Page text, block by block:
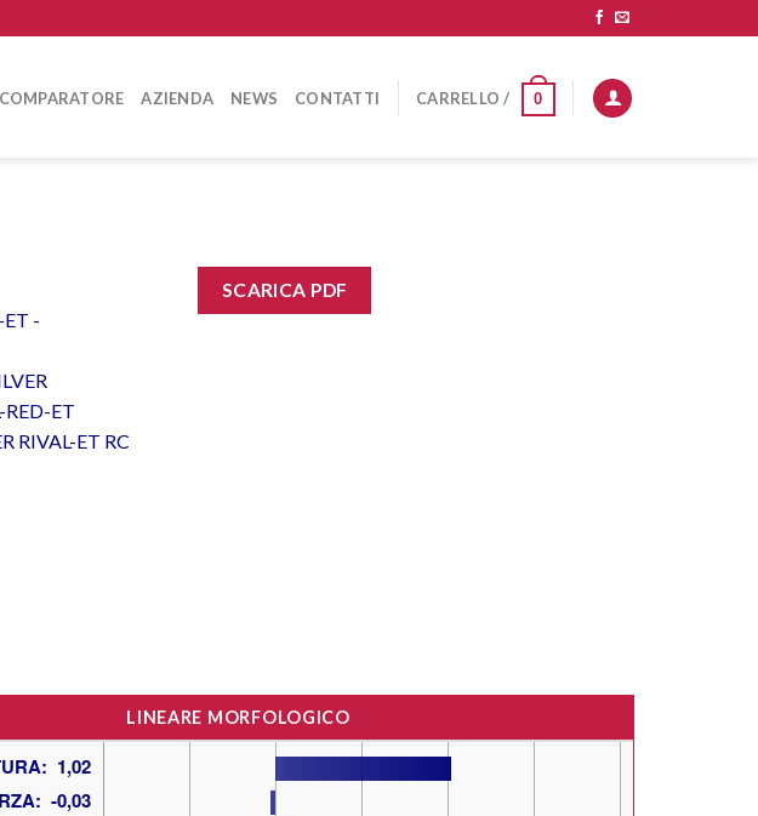
COMPARATORE AZIENDA NEWS CONTATTI CARRELLO / 0
-
RED-ET
RIVAL-ET RC
SCARICA PDF
LINEARE MORFOLOGICO